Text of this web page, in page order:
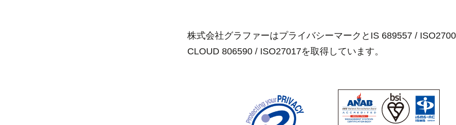
株式会社グラファーはプライバシーマークとIS 689557 /
CLOUD 806590 / ISO27017を取得しています。